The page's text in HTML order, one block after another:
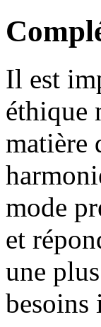
Il est
éthique
matière
mode
et
une
besoins